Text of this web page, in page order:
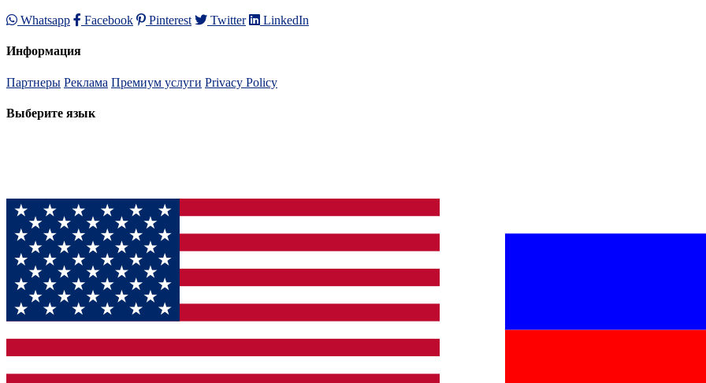
Whatsapp Facebook Pinterest Twitter LinkedIn
Информация
Партнеры Реклама Премиум услуги Privacy Policy
Выберите язык